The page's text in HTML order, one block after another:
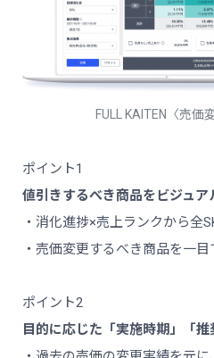
FULL KAITEN〈売価
ポイント1
値引きするべき商品をビジュア
・消化進捗×売上ランクから全
・売価変更するべき商品を一
ポイント2
目的に応じた「実施時期」「